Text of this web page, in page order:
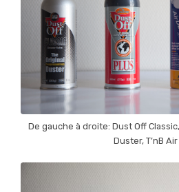
De gauche à droite: Dust Off
Duster, T’nB